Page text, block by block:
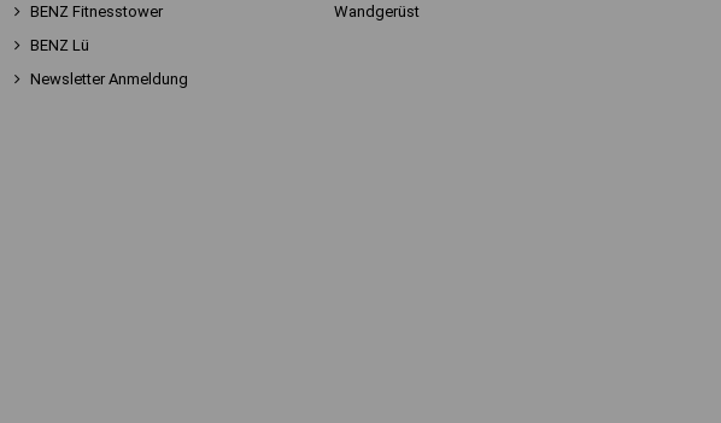
BENZ Fitnesstower
BENZ Lü
Newsletter Anmeldung
Wandgerüst